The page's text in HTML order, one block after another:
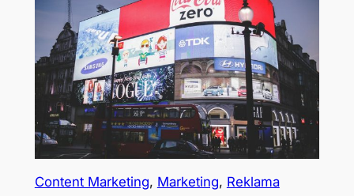
Content Marketing, Marketing, Reklama